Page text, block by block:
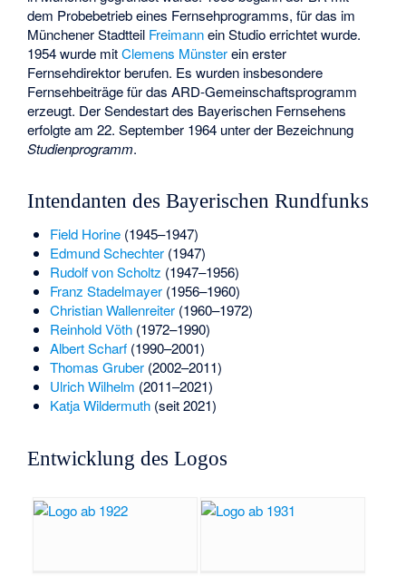
dem Probebetrieb eines Fernsehprogramms, für das im
Münchener Stadtteil Freimannein Studio errichtet wurde.
1954 wurde mitClemens Münsterein erster
Fernsehdirektor berufen. Es wurden insbesondere
Fernsehbeiträge für das ARD-Gemeinschaftsprogramm
erzeugt. Der Sendestart des Bayerischen Fernsehens
erfolgte am 22. September 1964 unter der Bezeichnung
Studienprogramm.
Intendanten des Bayerischen Rundfunks
Field Horine(1945–1947)
Edmund Schechter(1947)
Rudolf von Scholtz (1947–1956)
Franz Stadelmayer(1956–1960)
Christian Wallenreiter(1960–1972)
Reinhold Vöth(1972–1990)
Albert Scharf(1990–2001)
Thomas Gruber(2002–2011)
Ulrich Wilhelm (2011–2021)
Katja Wildermuth(seit 2021)
Entwicklung des Logos